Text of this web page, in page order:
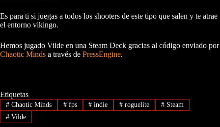
Es para ti si juegas a todos los shooters de este tipo que salen y te atrae
el entorno vikingo.
Hemos jugado Vilde en una Steam Deck gracias al código enviado por
Chaotic Minds a través de PressEngine.
Etiquetas
#Chaotic Minds #fps # indie # roguelite # Steam
#Vilde